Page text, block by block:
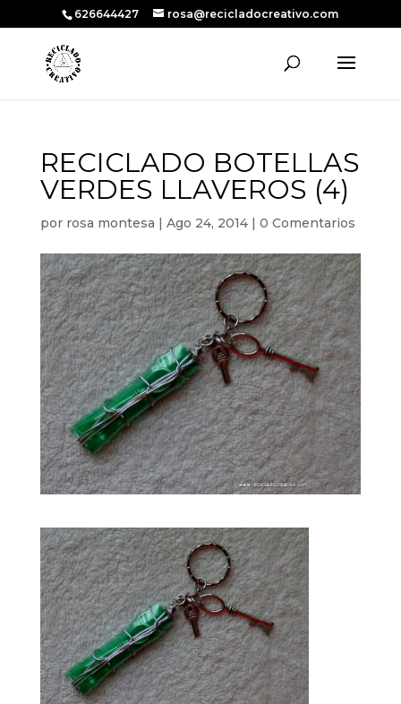
626644427 rosa@recicladocreativo.com
RECICLADO BOTELLAS
VERDES LLAVEROS (4)
por rosa montesa | Ago 24, 2014| 0 Comentarios